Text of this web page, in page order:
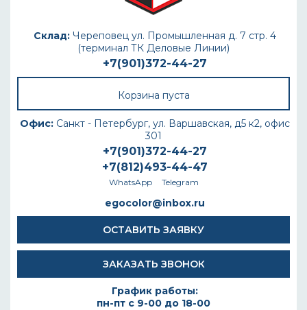
Склад: Череповец ул. Промышленная д. 7 стр. 4
(терминал ТК Деловые Линии)
+7(901)372-44-27
Корзина пуста
Офис: Санкт - Петербург, ул. Варшавская, д5 к2, офис
301
+7(901)372-44-27
+7(812)493-44-47
WhatsApp Telegram
egocolor@inbox.ru
ОСТАВИТЬ ЗАЯВКУ
ЗАКАЗАТЬ ЗВОНОК
График работы:
пн-пт с 9-00 до 18-00